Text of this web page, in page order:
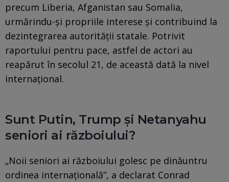
precum Liberia, Afganistan sau Somalia,
urmărindu-și propriile interese și contribuind la
dezintegrarea autorității statale. Potrivit
raportului pentru pace, astfel de actori au
reapărut în secolul 21, de această dată la nivel
internațional.
Sunt Putin, Trump și Netanyahu
seniori ai războiului?
„Noii seniori ai războiului golesc pe dinăuntru
ordinea internațională”, a declarat Conrad